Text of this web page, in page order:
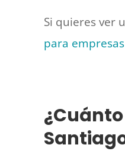
Si quieres ver
para